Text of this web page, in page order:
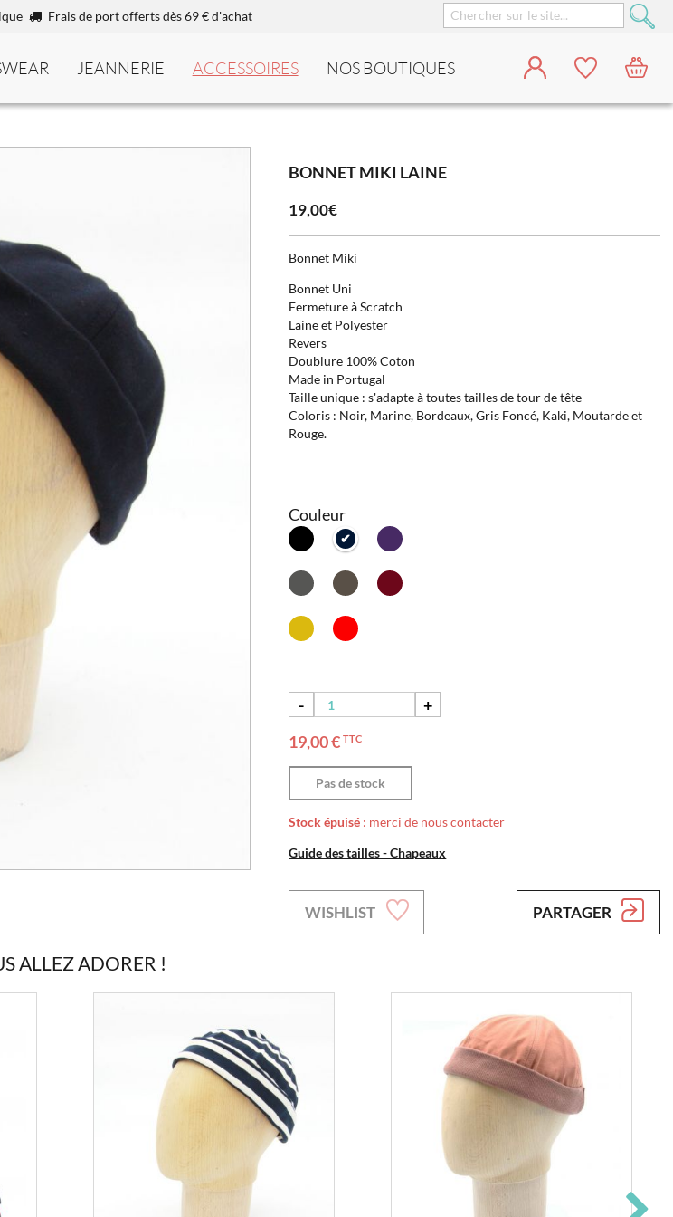
Frais de port offerts dès 69 € d'achat
JEANNERIE ACCESSOIRES NOS BOUTIQUES
BONNET MIKI LAINE
19,00€
Bonnet Miki
Bonnet Uni
Fermeture à Scratch
Laine et Polyester
Revers
Doublure 100% Coton
Made in Portugal
Taille unique : s'adapte à toutes tailles de tour de tête
Coloris : Noir, Marine, Bordeaux, Gris Foncé, Kaki, Moutarde et
Rouge.
Couleur
-
+
19,00 €TTC
Pas de stock
Stock épuisé : merci de nous contacter
Guide des tailles - Chapeaux
WISHLIST PARTAGER
ALLEZ ADORER !